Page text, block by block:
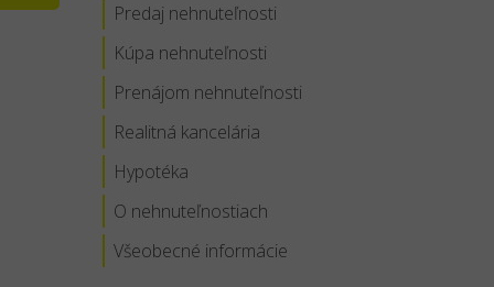
Predaj nehnuteľnosti
Kúpa nehnuteľnosti
Prenájom nehnuteľnosti
Realitná kancelária
Hypotéka
O nehnuteľnostiach
Všeobecné informácie